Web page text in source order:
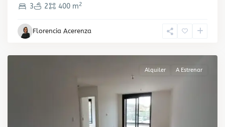
3 2 400 m2
Florencia Acerenza
Ciudad
de
la
Alquiler A Estrenar